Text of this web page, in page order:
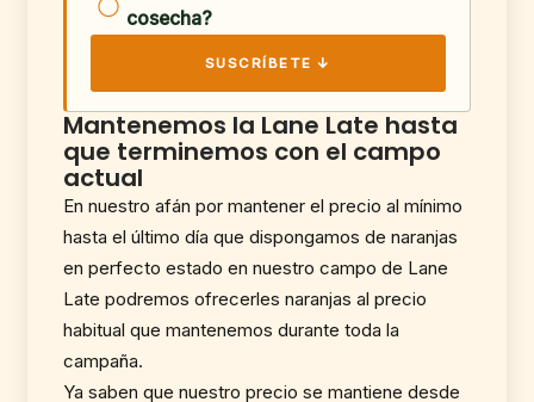
cosecha?
SUSCRÍBETE ↓
Mantenemos la Lane Late hasta
que terminemos con el campo
actual
En nuestro afán por mantener el precio al mínimo
hasta el último día que dispongamos de naranjas
en perfecto estado en nuestro campo de Lane
Late podremos ofrecerles naranjas al precio
habitual que mantenemos durante toda la
campaña.
Ya saben que nuestro precio se mantiene desde